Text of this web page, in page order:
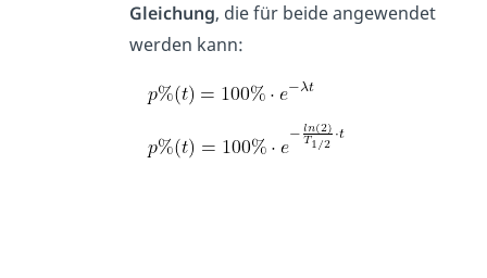
Gleichung, die für beide angewendet
werden kann: